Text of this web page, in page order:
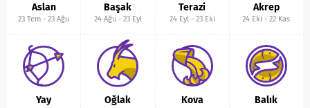
Aslan
23 Tem -23 Ağu
Başak
24 Ağu- 23 Eyl
Terazi
24 Eyl - 23 Eki
Akrep
24 Eki -22 Kas
Yay Oğlak Kova Balık